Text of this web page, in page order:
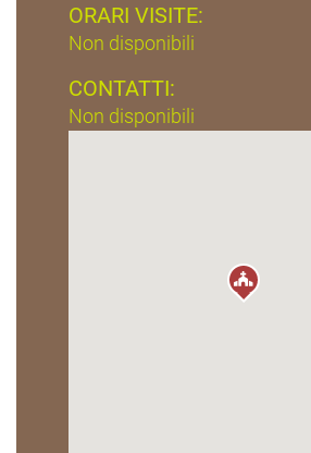
ORARI VISITE:
Non disponibili
CONTATTI:
Non disponibili